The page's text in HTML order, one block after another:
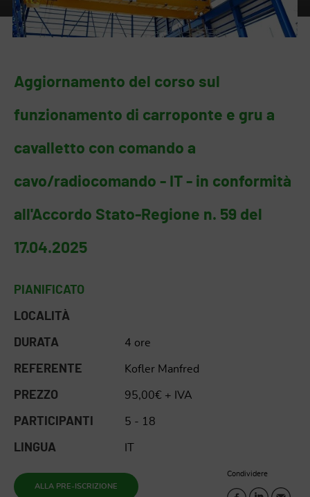
Aggiornamento del corso sul
funzionamento di carroponte e gru a
cavalletto con comando a
cavo/radiocomando - IT - in conformità
all'Accordo Stato-Regione n. 59 del
17.04.2025
PIANIFICATO
LOCALITÀ
DURATA 4 ore
REFERENTE Kofler Manfred
PREZZO 95,00€ + IVA
PARTICIPANTI 5 - 18
LINGUA
ALLA PRE-ISCRIZIONE
Condividere